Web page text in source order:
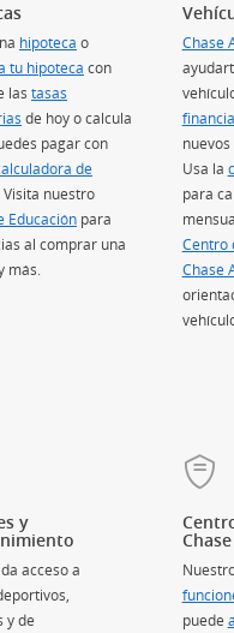
hipoteca o
tu hipoteca con
las tasas
(Se abre en superposición)
de hoy o calcula
pagar con
de
(Se abre en superposición)
. Visita nuestro
Educación(Se abre en
para
al comprar una
más.
Chase
nuevos
Usa la
para
Centro
Chase
y
acceso a
y de
Chase
puede